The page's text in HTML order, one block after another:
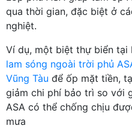
qua thời gian, đặc biệt ở
nghiệt.
Ví dụ, một biệt thự biển tại
lam sóng ngoài trời phủ
Vũng Tàu để ốp mặt tiền,
giảm chi phí bảo trì so với
ASA có thể chống chịu
mưa